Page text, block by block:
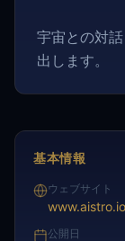
宇宙との対
出します。
基本情報
ウェブサイト
公開日